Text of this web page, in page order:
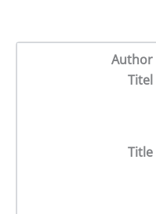
Author
Titel
Title